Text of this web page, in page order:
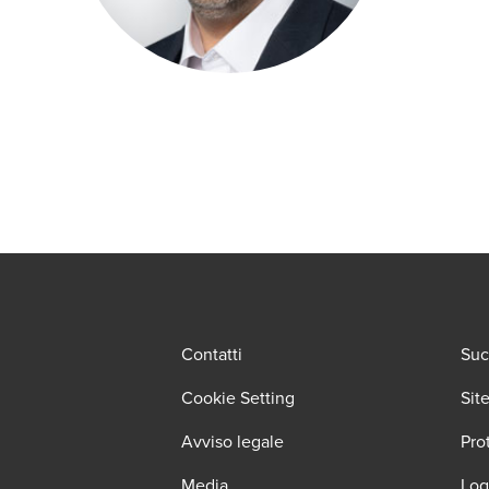
Contatti
Cookie Setting
Avviso legale